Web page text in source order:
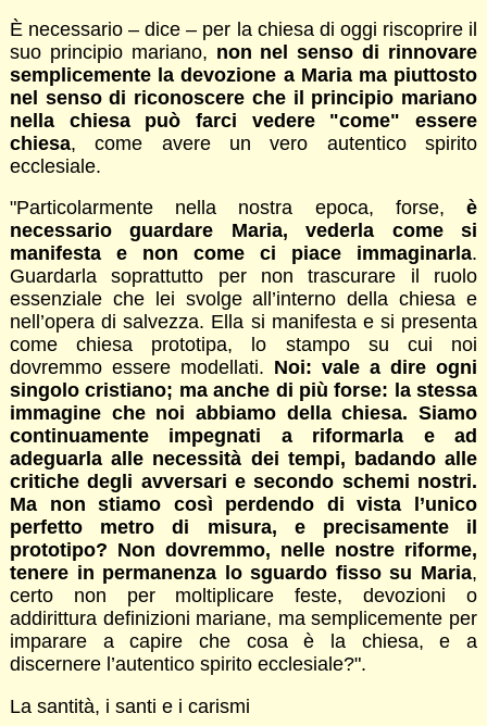
È necessario – dice – per la chiesa di oggi riscoprire il
suo principio mariano, non nel senso di rinnovare
semplicemente la devozione a Maria ma piuttosto
nel senso di riconoscere che il principio mariano
nella chiesa può farci vedere "come" essere
chiesa, come avere un vero autentico spirito
ecclesiale.
"Particolarmente nella nostra epoca, forse,è
necessario guardare Maria, vederla come si
manifesta e non come ci piace immaginarla.
Guardarla soprattutto per non trascurare il ruolo
essenziale che lei svolge all’interno della chiesa e
nell’opera di salvezza. Ella si manifesta e si presenta
come chiesa prototipa, lo stampo su cui noi
dovremmo essere modellati. Noi: vale a dire ogni
singolo cristiano; ma anche di più forse: la stessa
immagine che noi abbiamo della chiesa. Siamo
continuamente impegnati a riformarla e ad
adeguarla alle necessità dei tempi, badando alle
critiche degli avversari e secondo schemi nostri.
Ma non stiamo così perdendo di vista l’unico
perfetto metro di misura, e precisamente il
prototipo? Non dovremmo, nelle nostre riforme,
tenere in permanenza lo sguardo fisso su Maria,
certo non per moltiplicare feste, devozioni o
addirittura definizioni mariane, ma semplicemente per
imparare a capire che cosa è la chiesa, e a
discernere l’autentico spirito ecclesiale?".
La santità, i santi e i carismi